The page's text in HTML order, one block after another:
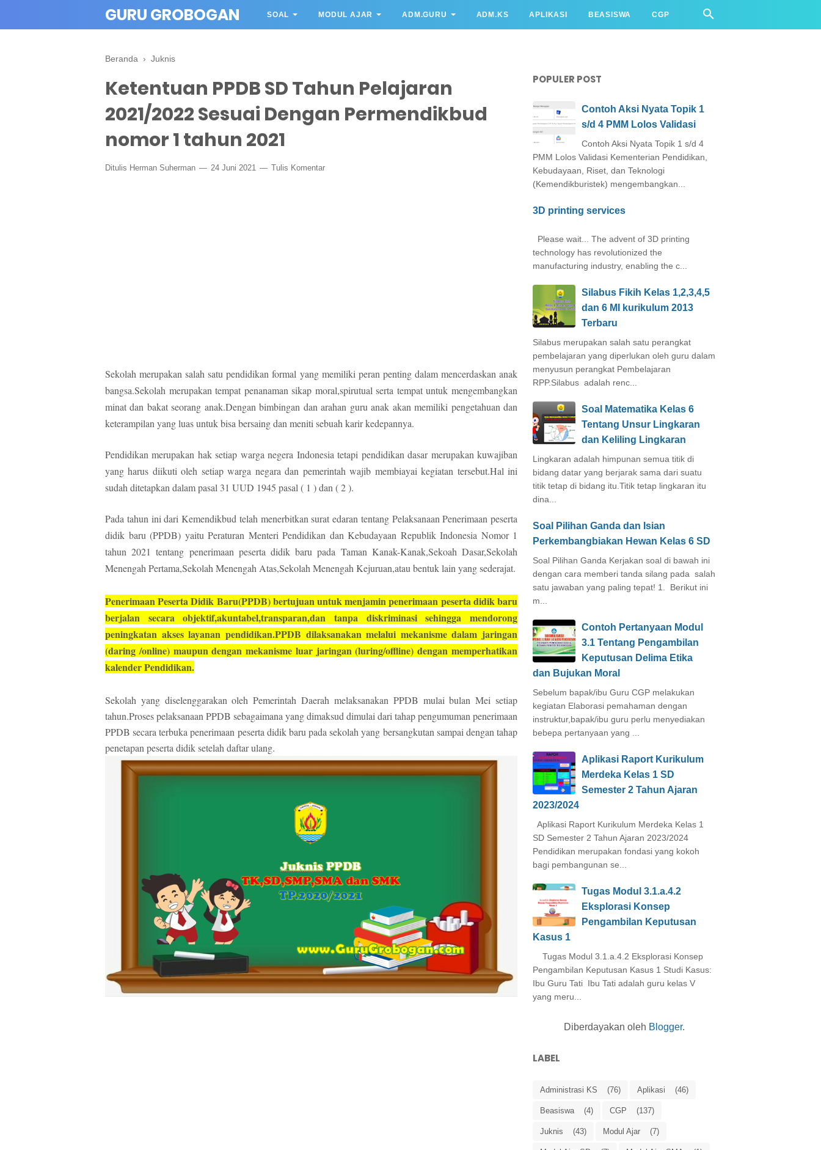
GURU GROBOGAN SOAL MODUL AJAR ADM.GURU ADM.KS APLIKASI BEASISWA CGP
Beranda › Juknis
Ketentuan PPDB SD Tahun Pelajaran
2021/2022 Sesuai Dengan Permendikbud
nomor 1 tahun 2021
Ditulis Herman Suherman 24 Juni 2021 Tulis Komentar
Sekolah merupakan salah satu pendidikan formal yang memiliki peran penting dalam mencerdaskan anak
bangsa.Sekolah merupakan tempat penanaman sikap moral,spirutual serta tempat untuk mengembangkan
minat dan bakat seorang anak.Dengan bimbingan dan arahan guru anak akan memiliki pengetahuan dan
keterampilan yang luas untuk bisa bersaing dan meniti sebuah karir kedepannya.
Pendidikan merupakan hak setiap warga negera Indonesia tetapi pendidikan dasar merupakan kuwajiban
yang harus diikuti oleh setiap warga negara dan pemerintah wajib membiayai kegiatan tersebut.Hal ini
sudah ditetapkan dalam pasal 31 UUD 1945 pasal ( 1 ) dan ( 2 ).
Pada tahun ini dari Kemendikbud telah menerbitkan surat edaran tentang Pelaksanaan Penerimaan peserta
didik baru (PPDB) yaitu Peraturan Menteri Pendidikan dan Kebudayaan Republik Indonesia Nomor 1
tahun 2021 tentang penerimaan peserta didik baru pada Taman Kanak-Kanak,Sekoah Dasar,Sekolah
Menengah Pertama,Sekolah Menengah Atas,Sekolah Menengah Kejuruan,atau bentuk lain yang sederajat.
Penerimaan Peserta Didik Baru(PPDB) bertujuan untuk menjamin penerimaan peserta didik baru
berjalan secara objektif,akuntabel,transparan,dan tanpa diskriminasi sehingga mendorong
peningkatan akses layanan pendidikan.PPDB dilaksanakan melalui mekanisme dalam jaringan
(daring /online) maupun dengan mekanisme luar jaringan (luring/offline) dengan memperhatikan
kalender Pendidikan.
Sekolah yang diselenggarakan oleh Pemerintah Daerah melaksanakan PPDB mulai bulan Mei setiap
tahun.Proses pelaksanaan PPDB sebagaimana yang dimaksud dimulai dari tahap pengumuman penerimaan
PPDB secara terbuka penerimaan peserta didik baru pada sekolah yang bersangkutan sampai dengan tahap
penetapan peserta didik setelah daftar ulang.
POPULER POST
Contoh Aksi Nyata Topik 1
s/d 4 PMM Lolos Validasi
Contoh Aksi Nyata Topik 1 s/d 4
PMM Lolos Validasi Kementerian Pendidikan,
Kebudayaan, Riset, dan Teknologi
(Kemendikburistek) mengembangkan...
3D printing services
Please wait... The advent of 3D printing
technology has revolutionized the
manufacturing industry, enabling the c...
Silabus Fikih Kelas 1,2,3,4,5
dan 6 MI kurikulum 2013
Terbaru
Silabus merupakan salah satu perangkat
pembelajaran yang diperlukan oleh guru dalam
menyusun perangkat Pembelajaran
RPP.Silabus adalah renc...
Soal Matematika Kelas 6
Tentang Unsur Lingkaran
dan Keliling Lingkaran
Lingkaran adalah himpunan semua titik di
bidang datar yang berjarak sama dari suatu
titik tetap di bidang itu.Titik tetap lingkaran itu
dina...
Soal Pilihan Ganda dan Isian
Perkembangbiakan Hewan Kelas 6 SD
Soal Pilihan Ganda Kerjakan soal di bawah ini
dengan cara memberi tanda silang pada salah
satu jawaban yang paling tepat! 1. Berikut ini
m...
Contoh Pertanyaan Modul
3.1 Tentang Pengambilan
Keputusan Delima Etika
dan Bujukan Moral
Sebelum bapak/ibu Guru CGP melakukan
kegiatan Elaborasi pemahaman dengan
instruktur,bapak/ibu guru perlu menyediakan
bebepa pertanyaan yang ...
Aplikasi Raport Kurikulum
Merdeka Kelas 1 SD
Semester 2 Tahun Ajaran
2023/2024
Aplikasi Raport Kurikulum Merdeka Kelas 1
SD Semester 2 Tahun Ajaran 2023/2024
Pendidikan merupakan fondasi yang kokoh
bagi pembangunan se...
Tugas Modul 3.1.a.4.2
Eksplorasi Konsep
Pengambilan Keputusan
Kasus 1
Tugas Modul 3.1.a.4.2 Eksplorasi Konsep
Pengambilan Keputusan Kasus 1 Studi Kasus:
Ibu Guru Tati Ibu Tati adalah guru kelas V
yang meru...
Diberdayakan oleh Blogger.
LABEL
Administrasi KS (76) Aplikasi (46)
Beasiswa (4) CGP (137)
Juknis (43) Modul Ajar (7)